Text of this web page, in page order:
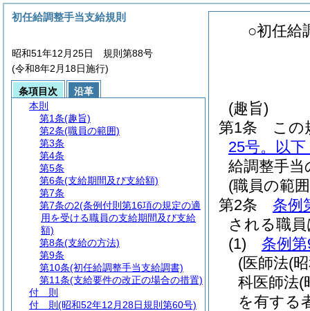
○初任給
(趣旨)
第1条
この
25号。以
給調整手
(職員の範
第2条
条例
される職
(1)
条例
(医師法(
科医師法(
を有する
初任給調整手当支給規則
昭和51年12月25日 規則第88号
(令和8年2月18日施行)
条項目次
沿革
本則
第1条(趣旨)
第2条(職員の範囲)
第3条
第4条
第5条
第6条(支給期間及び支給額)
第7条
第7条の2(条例付則第16項の規定の適
用を受ける職員の支給期間及び支給
額)
第8条(支給の方法)
第9条
第10条(初任給調整手当支給調書)
第11条(支給要件の改正の場合の措置)
付 則
付 則 (昭和52年12月28日規則第60号)